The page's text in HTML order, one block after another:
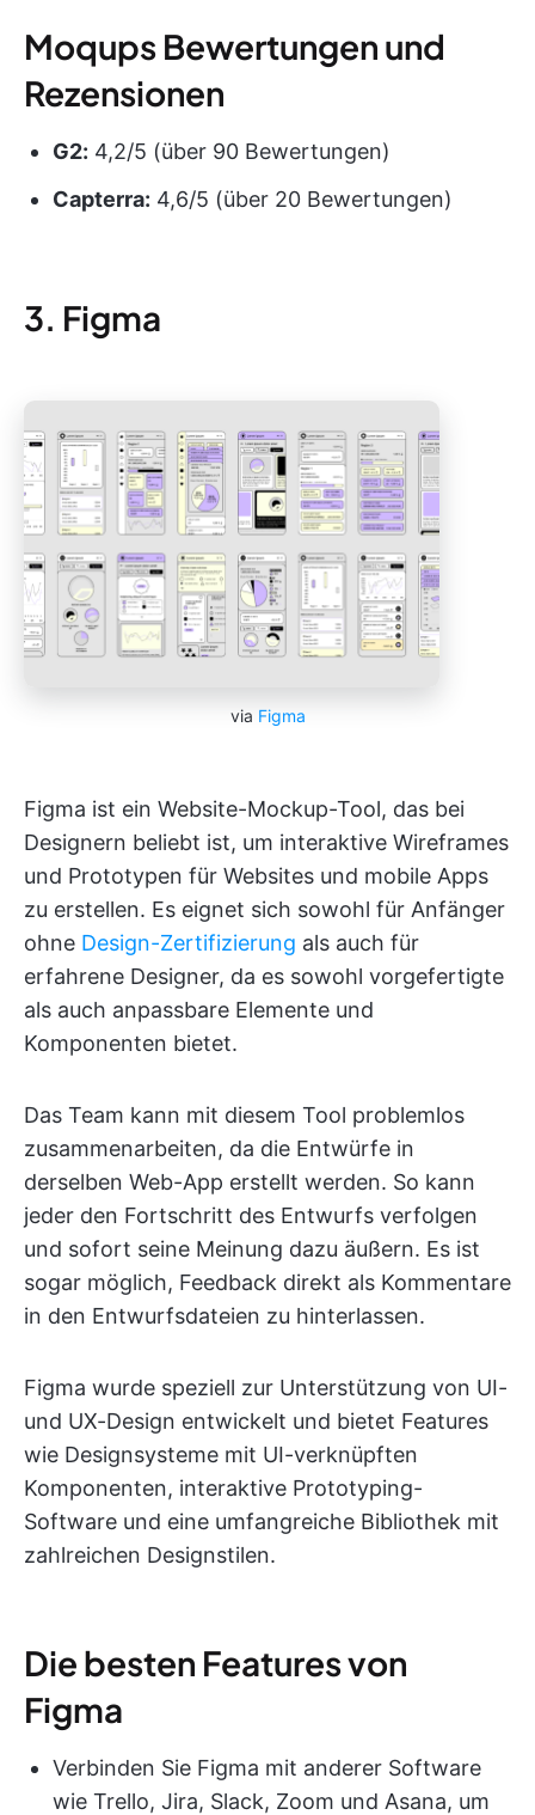
Moqups Bewertungen und
Rezensionen
G2: 4,2/5 (über 90 Bewertungen)
Capterra: 4,6/5 (über 20 Bewertungen)
3. Figma
via Figma
Figma ist ein Website-Mockup-Tool, das bei
Designern beliebt ist, um interaktive Wireframes
und Prototypen für Websites und mobile Apps
zu erstellen. Es eignet sich sowohl für Anfänger
ohne Design-Zertifizierung als auch für
erfahrene Designer, da es sowohl vorgefertigte
als auch anpassbare Elemente und
Komponenten bietet.
Das Team kann mit diesem Tool problemlos
zusammenarbeiten, da die Entwürfe in
derselben Web-App erstellt werden. So kann
jeder den Fortschritt des Entwurfs verfolgen
und sofort seine Meinung dazu äußern. Es ist
sogar möglich, Feedback direkt als Kommentare
in den Entwurfsdateien zu hinterlassen.
Figma wurde speziell zur Unterstützung von UI-
und UX-Design entwickelt und bietet Features
wie Designsysteme mit UI-verknüpften
Komponenten, interaktive Prototyping-
Software und eine umfangreiche Bibliothek mit
zahlreichen Designstilen.
Die besten Features von
Figma
Verbinden Sie Figma mit anderer Software
wie Trello, Jira, Slack, Zoom und Asana, um